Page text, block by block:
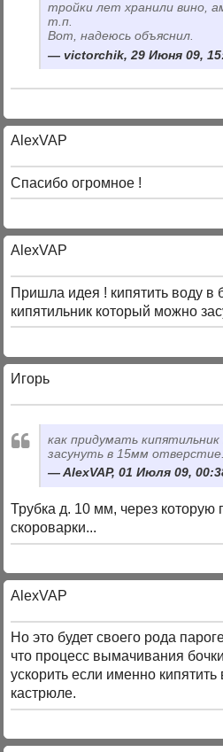
тройки лет хранили вино,
т.п.
Вот, надеюсь объяснил.
victorchik, 29 Июня 09,
AlexVAP
Спасибо огромное !
AlexVAP
Пришла идея ! кипятить воду в
кипятильник который можно
Игорь
как придумать
засунуть в 15мм отверстие.
AlexVAP, 01 Июля 09,
Трубка д. 10 мм, через которую
скороварки...
AlexVAP
Но это будет своего рода
что процесс вымачивания
ускорить если именно
кастрюле.